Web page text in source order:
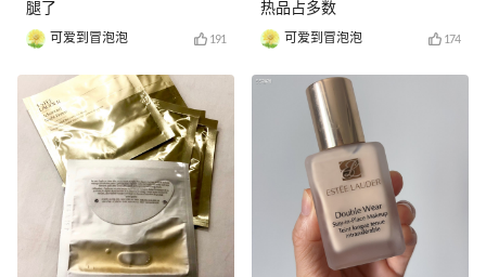
腿了
可爱到冒泡泡 191
热品占多数
可爱到冒泡泡 174